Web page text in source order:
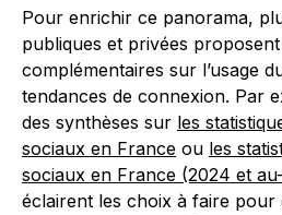
Pour enrichir ce panorama,
publiques et privées
complémentaires sur l’usage
tendances de connexion. Par
des synthèses sur les
sociaux en France ou les
sociaux en France (2024 et
éclairent les choix à faire pour